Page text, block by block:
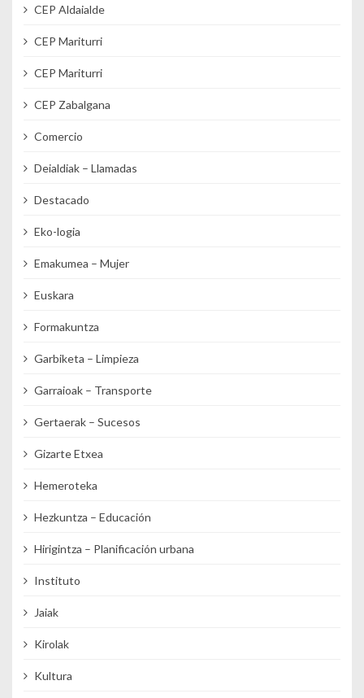
CEP Aldaialde
CEP Mariturri
CEP Mariturri
CEP Zabalgana
Comercio
Deialdiak – Llamadas
Destacado
Eko-logia
Emakumea – Mujer
Euskara
Formakuntza
Garbiketa – Limpieza
Garraioak – Transporte
Gertaerak – Sucesos
Gizarte Etxea
Hemeroteka
Hezkuntza – Educación
Hirigintza – Planificación urbana
Instituto
Jaiak
Kirolak
Kultura